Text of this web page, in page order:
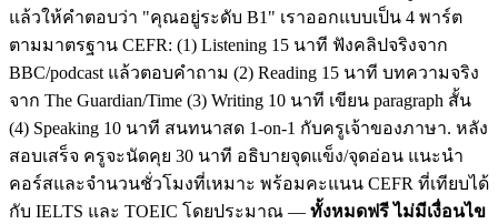
แล้วให้คำตอบว่า "คุณอยู่ระดับ B1" เราออกแบบเป็น 4 พาร์ต
ตามมาตรฐาน CEFR: (1) Listening 15 นาที ฟังคลิปจริงจาก
BBC/podcast แล้วตอบคำถาม (2) Reading 15 นาที บทความจริง
จาก The Guardian/Time (3) Writing 10 นาที เขียน paragraph สั้น
(4) Speaking 10 นาที สนทนาสด 1-on-1 กับครูเจ้าของภาษา. หลัง
สอบเสร็จ ครูจะนัดคุย 30 นาที อธิบายจุดแข็ง/จุดอ่อน แนะนำ
คอร์สและจำนวนชั่วโมงที่เหมาะ พร้อมคะแนน CEFR ที่เทียบได้
กับ IELTS และ TOEIC โดยประมาณ — ทั้งหมดฟรี ไม่มีเงื่อนไข